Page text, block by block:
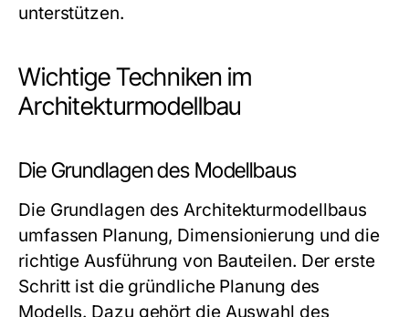
unterstützen.
Wichtige Techniken im
Architekturmodellbau
Die Grundlagen des Modellbaus
Die Grundlagen des Architekturmodellbaus
umfassen Planung, Dimensionierung und die
richtige Ausführung von Bauteilen. Der erste
Schritt ist die gründliche Planung des
Modells. Dazu gehört die Auswahl des